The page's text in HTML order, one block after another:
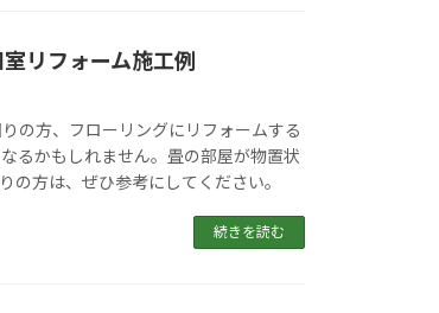
リフォーム施工例
の方、フローリングにリフォームする
るかもしれません。畳の部屋が物置状
の方は、ぜひ参考にしてください。
続きを読む